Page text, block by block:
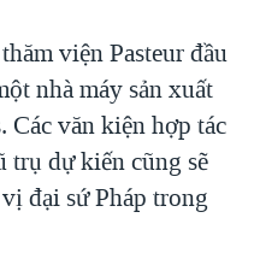
viện Pasteur đầu
nhà máy sản xuất
Các văn kiện hợp tác
dự kiến cũng sẽ
đại sứ Pháp trong